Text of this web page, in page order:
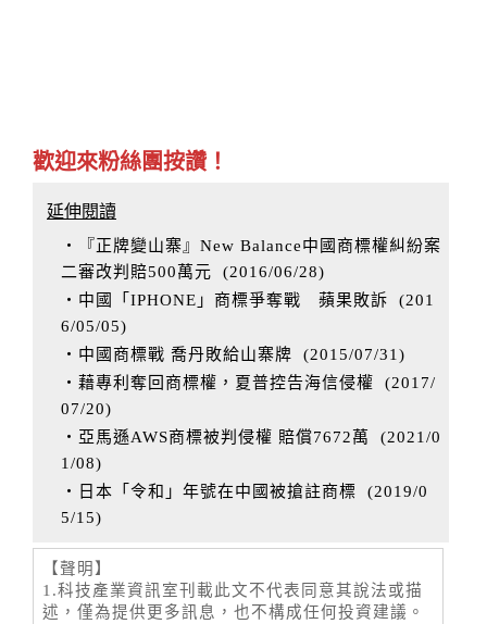
歡迎來粉絲團按讚！
延伸閱讀
‧『正牌變山寨』New Balance中國商標權糾紛案
二審改判賠500萬元 (2016/06/28)
‧中國「IPHONE」商標爭奪戰 蘋果敗訴 (201
6/05/05)
‧中國商標戰 喬丹敗給山寨牌 (2015/07/31)
‧藉專利奪回商標權，夏普控告海信侵權
(2017/
07/20)
‧亞馬遜AWS商標被判侵權 賠償7672萬
(2021/0
1/08)
‧日本「令和」年號在中國被搶註商標 (2019/0
5/15)
【聲明】
1.科技產業資訊室刊載此文不代表同意其說法或描
述，僅為提供更多訊息，也不構成任何投資建議。